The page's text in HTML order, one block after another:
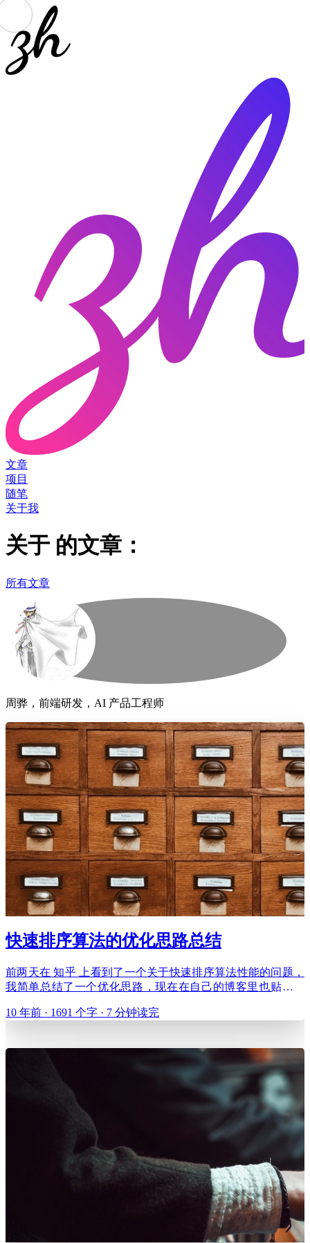
文章
项目
随笔
关于我
关于 的文章：
所有文章
周骅，前端研发，AI 产品工程师
快速排序算法的优化思路总结
前两天在 知乎 上看到了一个关于快速排序算法性能的问题，
我简单总结了一个优化思路，现在在自己的博客里也贴一下
客里有讲过：深入了解 javascript 的 sort 方法 原回答：
10 年前 · 1691 个字 · 7 分钟读完